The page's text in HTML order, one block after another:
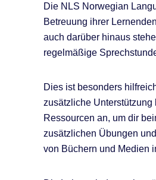
Die NLS Norwegian
Betreuung ihrer
auch darüber hinaus
regelmäßige
Dies ist besonders
zusätzliche
Ressourcen an, um dir
zusätzlichen Übungen
von Büchern und Medien